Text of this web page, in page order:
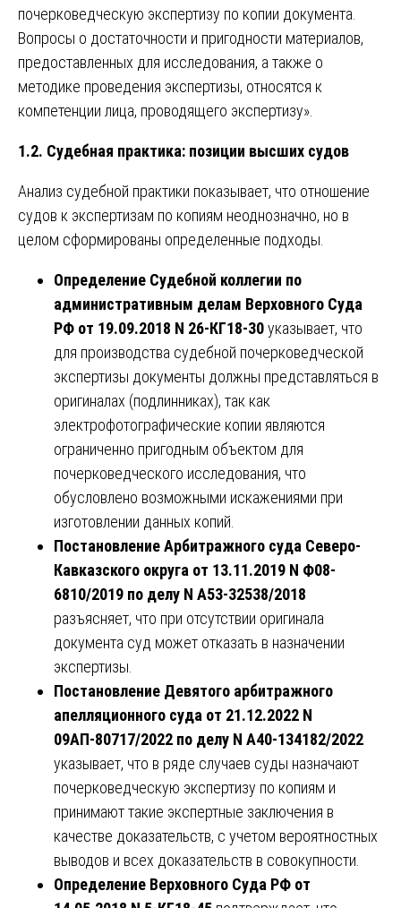
почерковедческую экспертизу по копии документа.
Вопросы о достаточности и пригодности материалов,
предоставленных для исследования, а также о
методике проведения экспертизы, относятся к
компетенции лица, проводящего экспертизу».
1.2. Судебная практика: позиции высших судов
Анализ судебной практики показывает, что отношение
судов к экспертизам по копиям неоднозначно, но в
целом сформированы определенные подходы.
Определение Судебной коллегии по
административным делам Верховного Суда
РФ от 19.09.2018 N 26-КГ18-30указывает, что
для производства судебной почерковедческой
экспертизы документы должны представляться в
оригиналах (подлинниках), так как
электрофотографические копии являются
ограниченно пригодным объектом для
почерковедческого исследования, что
обусловлено возможными искажениями при
изготовлении данных копий.
Постановление Арбитражного суда Северо-
Кавказского округа от 13.11.2019 N Ф08-
6810/2019 по делу N А53-32538/2018
разъясняет, что при отсутствии оригинала
документа суд может отказать в назначении
экспертизы.
Постановление Девятого арбитражного
апелляционного суда от 21.12.2022 N
09АП-80717/2022 по делу N А40-134182/2022
указывает, что в ряде случаев суды назначают
почерковедческую экспертизу по копиям и
принимают такие экспертные заключения в
качестве доказательств, с учетом вероятностных
выводов и всех доказательств в совокупности.
Определение Верховного Суда РФ от